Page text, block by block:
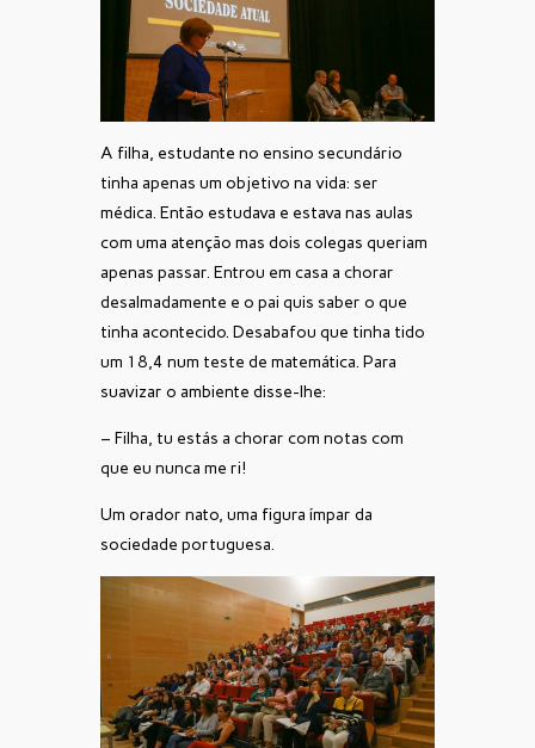
A filha, estudante no ensino secundário
tinha apenas um objetivo na vida: ser
médica. Então estudava e estava nas aulas
com uma atenção mas dois colegas queriam
apenas passar. Entrou em casa a chorar
desalmadamente e o pai quis saber o que
tinha acontecido. Desabafou que tinha tido
um 18,4 num teste de matemática. Para
suavizar o ambiente disse-lhe:
– Filha, tu estás a chorar com notas com
que eu nunca me ri!
Um orador nato, uma figura ímpar da
sociedade portuguesa.